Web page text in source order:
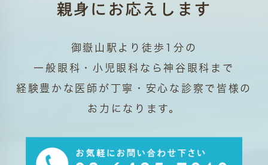
親身にお応えします
御嶽山駅より徒歩1分の
一般眼科・小児眼科なら神谷眼科まで
経験豊かな医師が丁寧・安心な診察で皆様の
お力になります。